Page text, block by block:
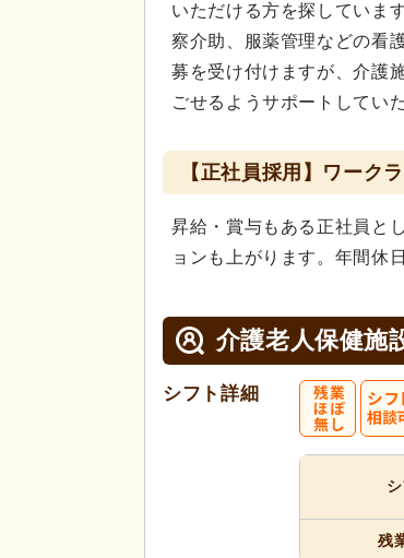
いただける方を探していま
察介助、服薬管理などの看
募を受け付けますが、介護
ごせるようサポートしてい
【正社員採用】ワーク
昇給・賞与もある正社員と
ョンも上がります。年間休
介護老人保健施
シフト詳細
残